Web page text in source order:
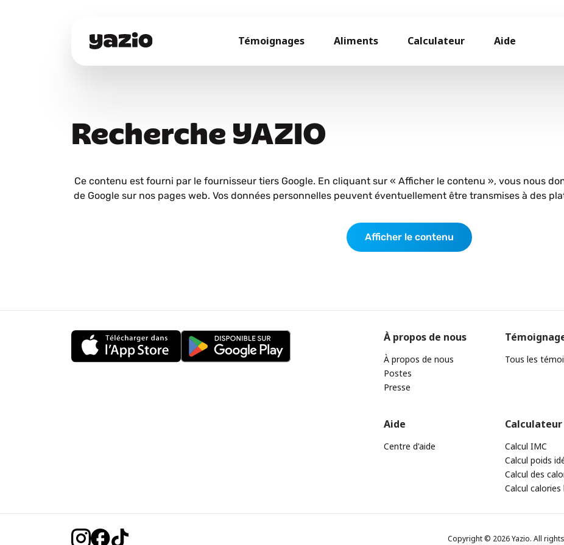
Témoignages Aliments Calculateur Aide
Recherche YAZIO
Ce contenu est fourni par le fournisseur tiers Google. En cliquant sur « Afficher le contenu », vous nous
de Google sur nos pages web. Vos données personnelles peuvent éventuellement être transmises à des
Afficher le contenu
À propos de nous
À propos de nous
Postes
Presse
Tous les
Aide
Centre d'aide
Calculateur
Calcul IMC
Calcul poids
Calcul des
Calcul calories
Copyright © 2026 Yazio. All